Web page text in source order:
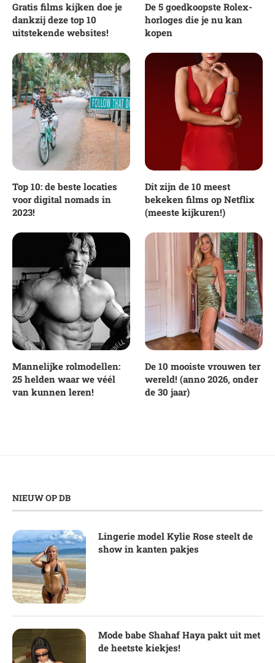
Gratis films kijken doe je
dankzij deze top 10
uitstekende websites!
De 5 goedkoopste Rolex-
horloges die je nu kan
kopen
Top 10: de beste locaties
voor digital nomads in
2023!
Dit zijn de 10 meest
bekeken films op Netflix
(meeste kijkuren!)
Mannelijke rolmodellen:
25 helden waar we véél
van kunnen leren!
De 10 mooiste vrouwen ter
wereld! (anno 2026, onder
de 30 jaar)
NIEUW OP DB
Lingerie model Kylie Rose steelt de
show in kanten pakjes
Mode babe Shahaf Haya pakt uit met
de heetste kiekjes!